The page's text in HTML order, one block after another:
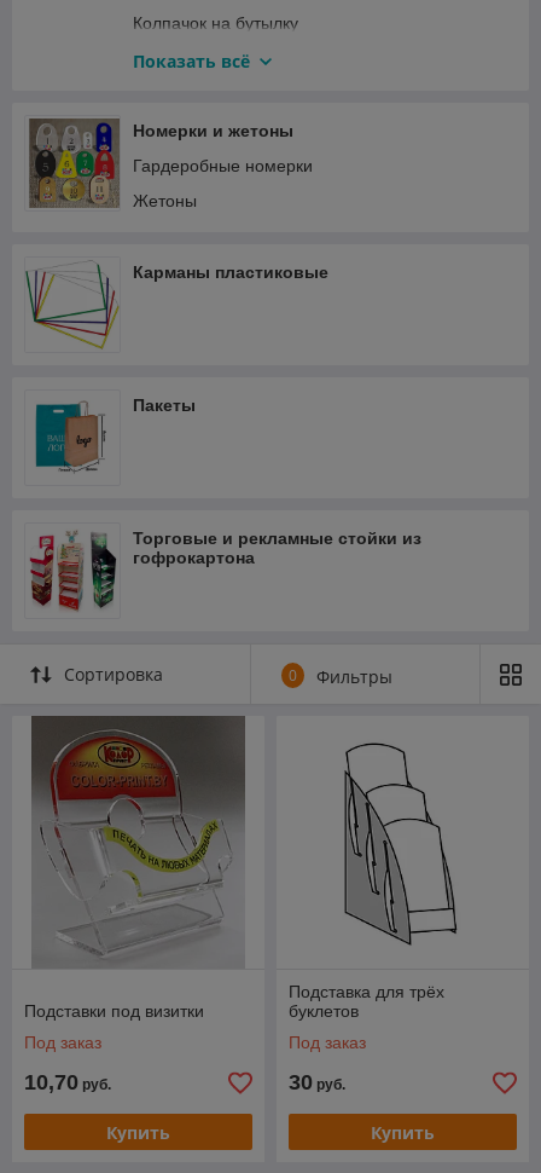
Колпачок на бутылку
Мини платформа
Платформа на скотче
Прищепка 1
Прищепка 2
Ценникодержатель улитка
Показать всё
Номерки и жетоны
Гардеробные номерки
Жетоны
Карманы пластиковые
Пакеты
Торговые и рекламные стойки из
гофрокартона
Сортировка 0 Фильтры
Подставки под визитки
Под заказ
10,70 руб.
Купить
Подставка для трёх
буклетов
Под заказ
30 руб.
Купить